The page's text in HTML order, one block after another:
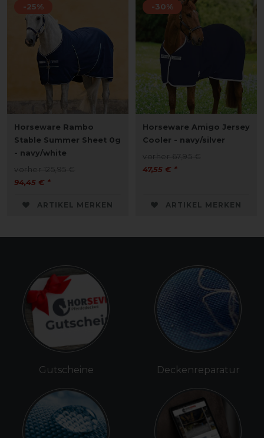
-25%
Horseware Rambo
Stable Summer Sheet 0g
- navy/white
vorher 125,95 €
94,45 € *
ARTIKEL MERKEN
-30%
Horseware Amigo Jersey
Cooler - navy/silver
vorher 67,95 €
47,55 € *
ARTIKEL MERKEN
Gutscheine Deckenreparatur